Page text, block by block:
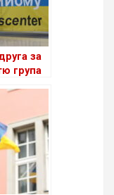
за
група